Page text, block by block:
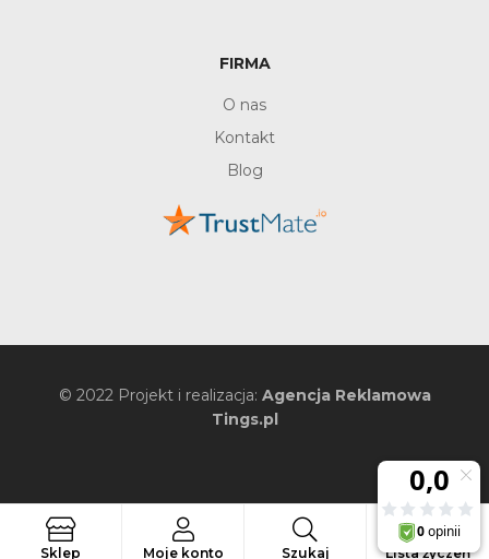
FIRMA
O nas
Kontakt
Blog
© 2022 Projekt i realizacja: Agencja Reklamowa
Tings.pl
Sklep Moje konto Szukaj Szukaj
Lista życzeń